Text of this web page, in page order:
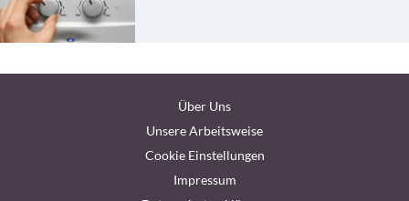
Über Uns
Unsere Arbeitsweise
Cookie Einstellungen
Impressum